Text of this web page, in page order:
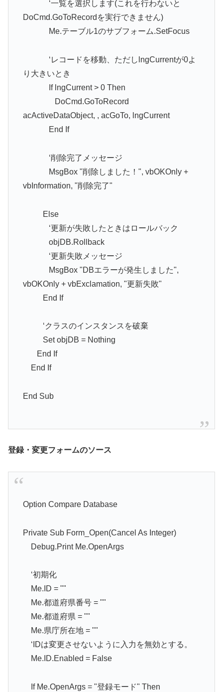
‘一覧を選択します(これを行わないと
DoCmd.GoToRecordを実行できません)
Me.テーブル1のサブフォーム.SetFocus
‘レコードを移動、ただしlngCurrentが0よ
り大きいとき
If lngCurrent > 0 Then
DoCmd.GoToRecord
acActiveDataObject, , acGoTo, lngCurrent
End If
‘削除完了メッセージ
MsgBox "削除しました！", vbOKOnly +
vbInformation, "削除完了"
Else
‘更新が失敗したときはロールバック
objDB.Rollback
‘更新失敗メッセージ
MsgBox "DBエラーが発生しました",
vbOKOnly + vbExclamation, "更新失敗"
End If
‘クラスのインスタンスを破棄
Set objDB = Nothing
End If
End If
End Sub
登録・変更フォームのソース
Option Compare Database
Private Sub Form_Open(Cancel As Integer)
Debug.Print Me.OpenArgs
‘初期化
Me.ID = ""
Me.都道府県番号 = ""
Me.都道府県 = ""
Me.県庁所在地 = ""
‘IDは変更させないように入力を無効とする。
Me.ID.Enabled = False
If Me.OpenArgs = "登録モード" Then